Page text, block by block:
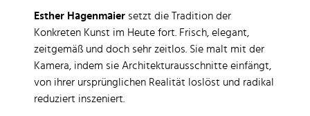
Esther Hagenmaiersetzt die Tradition der
Konkreten Kunst im Heute fort. Frisch, elegant,
zeitgemäß und doch sehr zeitlos. Sie malt mit der
Kamera, indem sie Architekturausschnitte einfängt,
von ihrer ursprünglichen Realität loslöst und radikal
reduziert inszeniert.